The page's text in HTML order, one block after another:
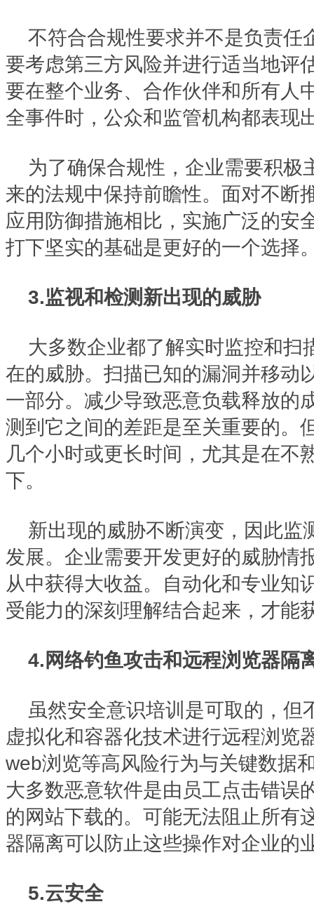
不符合合规性要求并不是负责任
要考虑第三方风险并进行适当地评
要在整个业务、合作伙伴和所有人
全事件时，公众和监管机构都表现
为了确保合规性，企业需要积极
来的法规中保持前瞻性。面对不断
应用防御措施相比，实施广泛的安
打下坚实的基础是更好的一个选择
3.监视和检测新出现的威胁
大多数企业都了解实时监控和扫
在的威胁。扫描已知的漏洞并移动
一部分。减少导致恶意负载释放的
测到它之间的差距是至关重要的。
几个小时或更长时间，尤其是在不
下。
新出现的威胁不断演变，因此监
发展。企业需要开发更好的威胁情
从中获得大收益。自动化和专业知
受能力的深刻理解结合起来，才能
4.网络钓鱼攻击和远程浏览器隔
虽然安全意识培训是可取的，但
虚拟化和容器化技术进行远程浏览
web浏览等高风险行为与关键数据
大多数恶意软件是由员工点击错误
的网站下载的。可能无法阻止所有
器隔离可以防止这些操作对企业的
5.云安全